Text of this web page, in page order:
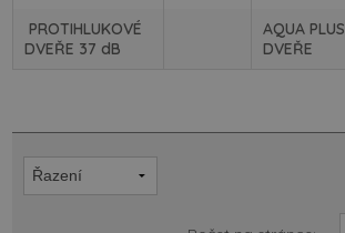
PROTIHLUKOVÉ
DVEŘE 37 dB
AQUA PLUS
DVEŘE